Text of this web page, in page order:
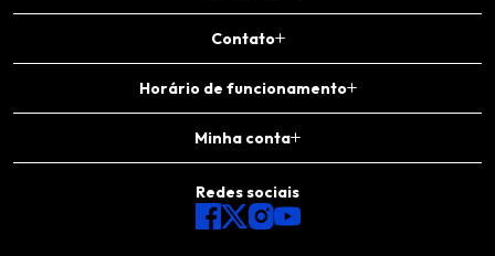
Contato
Horário de funcionamento
Minha conta
Redes sociais